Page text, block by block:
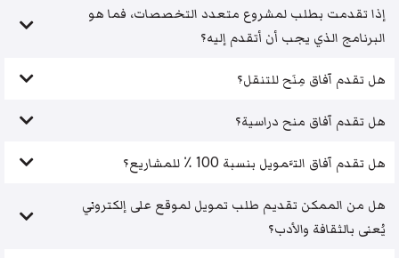
إذا تقدمت بطلب لمشروع متعدد التخصصات، فما هو
البرنامج الذي يجب أن أتقدم إليه؟
هل تقدم آفاق مِنَح للتنقل؟
هل تقدم آفاق منح دراسية؟
هل تقدم آفاق التَّمويل بنسبة 100 ٪ للمشاريع؟
هل من الممكن تقديم طلب تمويل لموقع على إلكتروني
يُعنى بالثقافة والأدب؟